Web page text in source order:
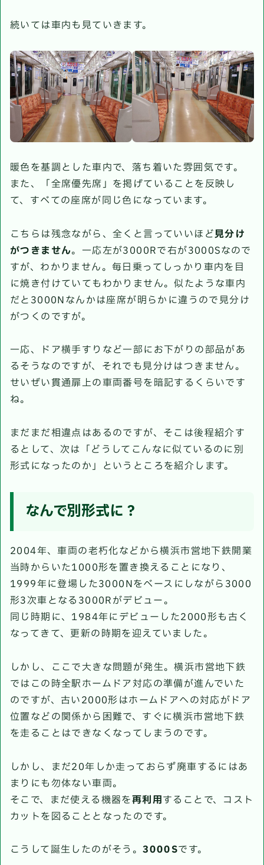
続いては車内も見ていきます。
暖色を基調とした車内で、落ち着いた雰囲気です。
また、「全席優先席」を掲げていることを反映し
て、すべての座席が同じ色になっています。
こちらは残念ながら、全くと言っていいほど見分け
がつきません。一応左が3000Rで右が3000Sなので
すが、わかりません。毎日乗ってしっかり車内を目
に焼き付けていてもわかりません。似たような車内
だと3000Nなんかは座席が明らかに違うので見分け
がつくのですが。
一応、ドア横手すりなど一部にお下がりの部品があ
るそうなのですが、それでも見分けはつきません。
せいぜい貫通扉上の車両番号を暗記するくらいです
ね。
まだまだ相違点はあるのですが、そこは後程紹介す
るとして、次は「どうしてこんなに似ているのに別
形式になったのか」というところを紹介します。
なんで別形式に？
2004年、車両の老朽化などから横浜市営地下鉄開業
当時からいた1000形を置き換えることになり、
1999年に登場した3000Nをベースにしながら3000
形3次車となる3000Rがデビュー。
同じ時期に、1984年にデビューした2000形も古く
なってきて、更新の時期を迎えていました。
しかし、ここで大きな問題が発生。横浜市営地下鉄
ではこの時全駅ホームドア対応の準備が進んでいた
のですが、古い2000形はホームドアへの対応がドア
位置などの関係から困難で、すぐに横浜市営地下鉄
を走ることはできなくなってしまうのです。
しかし、まだ20年しか走っておらず廃車するにはあ
まりにも勿体ない車両。
そこで、まだ使える機器を再利用することで、コスト
カットを図ることとなったのです。
こうして誕生したのがそう。3000Sです。